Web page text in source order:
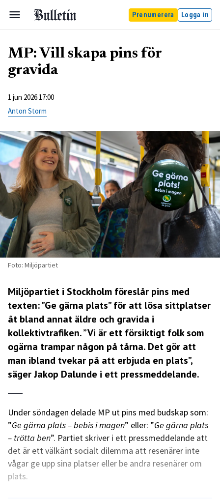
Prenumerera Logga in
MP: Vill skapa pins för
gravida
1 jun 2026 17:00
Anton Storm
Foto: Miljöpartiet
Miljöpartiet i Stockholm föreslår pins med
texten: ”Ge gärna plats” för att lösa sittplatser
åt bland annat äldre och gravida i
kollektivtrafiken. ”Vi är ett försiktigt folk som
ogärna trampar någon på tårna. Det gör att
man ibland tvekar på att erbjuda en plats”,
säger Jakop Dalunde i ett pressmeddelande.
Under söndagen delade MP ut pins med budskap som:
”Ge gärna plats – bebis i magen” eller: ”Ge gärna plats
– trötta ben”. Partiet skriver i ett pressmeddelande att
det är ett välkänt socialt dilemma att resenärer inte
vågar ge upp sina platser eller be andra resenärer om
plats.